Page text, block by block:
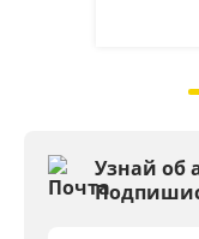
Узнай об